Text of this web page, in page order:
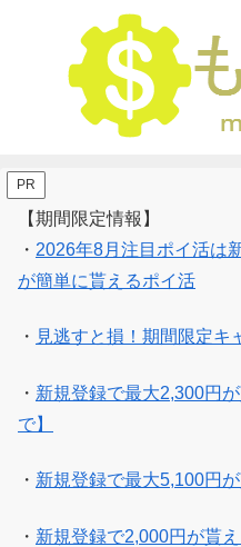
PR
【期間限定情報】
・ 2026年8月注目ポイ活は
が簡単に貰えるポイ活
・ 見逃すと損！期間限定キ
・ 新規登録で最大2,300円
で】
・ 新規登録で最大5,100円
・ 新規登録で2,000円が貰